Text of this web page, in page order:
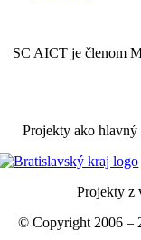
SC AICT je členom
Projekty ako
Projekty z
© Copyright 2006 –